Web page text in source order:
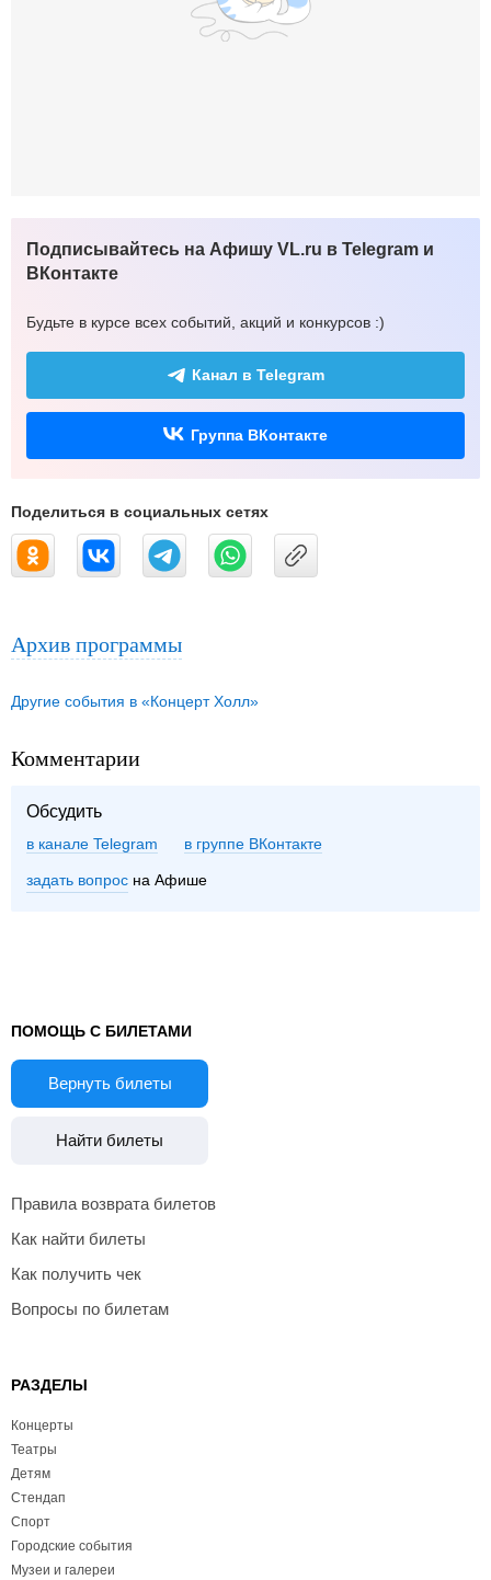
Подписывайтесь на Афишу VL.ru в Telegram и
ВКонтакте
Будьте в курсе всех событий, акций и конкурсов :)
Канал в Telegram
Группа ВКонтакте
Поделиться в социальных сетях
Архив программы
Другие события в «Концерт Холл»
Комментарии
Обсудить
в канале Telegram группе ВКонтакте
задать вопрос на Афише
ПОМОЩЬ С БИЛЕТАМИ
Вернуть билеты
Найти билеты
Правила возврата билетов
Как найти билеты
Как получить чек
Вопросы по билетам
РАЗДЕЛЫ
Концерты
Театры
Детям
Стендап
Спорт
Городские события
Музеи и галереи